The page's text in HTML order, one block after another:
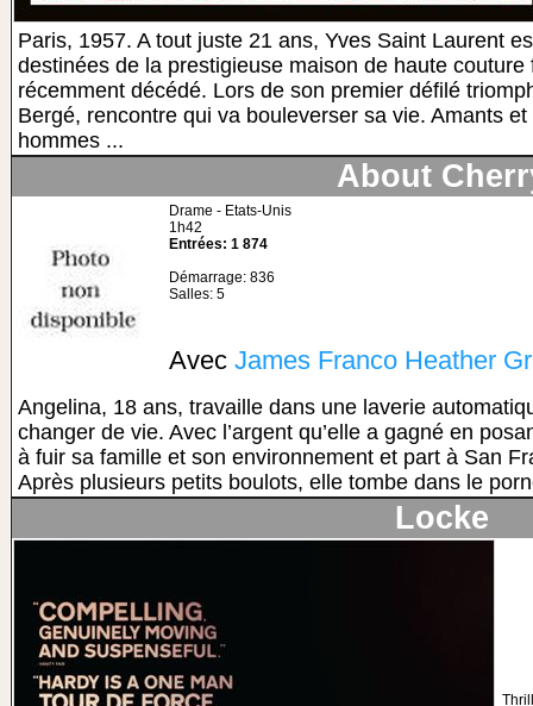
Paris, 1957. A tout juste 21 ans, Yves Saint Laurent
destinées de la prestigieuse maison de haute
récemment décédé. Lors de son premier défilé
Bergé, rencontre qui va bouleverser sa vie. Amants
hommes ...
About
Drame - Etats-Unis
1h42
Entrées: 1 874
Démarrage: 836
Salles: 5
Avec James Franco Heather
Angelina, 18 ans, travaille dans une laverie
changer de vie. Avec l’argent qu’elle a gagné en
à fuir sa famille et son environnement et part à San
Après plusieurs petits boulots, elle tombe dans le
Locke